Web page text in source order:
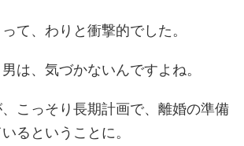
て、わりと衝撃的でした。
は、気づかないんですよね。
こっそり長期計画で、離婚の準備
るということに。